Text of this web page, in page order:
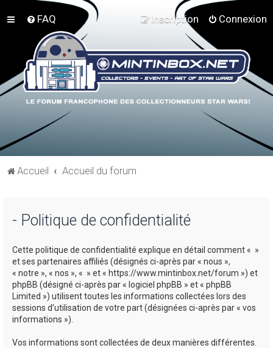
FAQ Connexion
Inscription
Accueil Accueil du forum
- Politique de confidentialité
Cette politique de confidentialité explique en détail comment « »
et ses partenaires affiliés (désignés ci-après par « nous »,
« notre », « nos », « » et « https://www.mintinbox.net/forum ») et
phpBB (désigné ci-après par « logiciel phpBB » et « phpBB
Limited ») utilisent toutes les informations collectées lors des
sessions d’utilisation de votre part (désignées ci-après par « vos
informations »).
Vos informations sont collectées de deux manières différentes.